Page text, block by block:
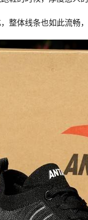
体线条也如此流畅，